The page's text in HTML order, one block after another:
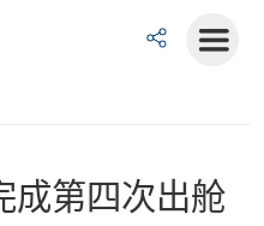
成第四次出舱